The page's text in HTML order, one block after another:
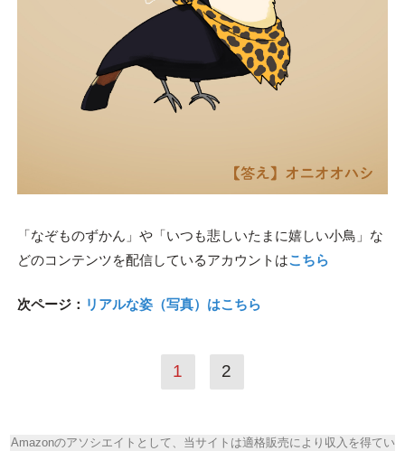
「なぞものずかん」や「いつも悲しいたまに嬉しい小鳥」な
どのコンテンツを配信しているアカウントはこちら
次ページ： リアルな姿（写真）はこちら
1 2
Amazonのアソシエイトとして、当サイトは適格販売により収入を得てい